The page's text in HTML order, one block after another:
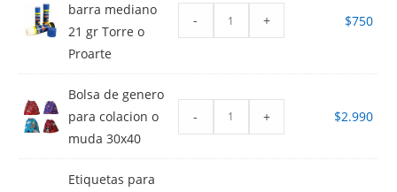
barra mediano
21 gr Torre o
Proarte
- + $750
Bolsa de genero
para colacion o
muda 30x40
- + $2.990
Etiquetas para